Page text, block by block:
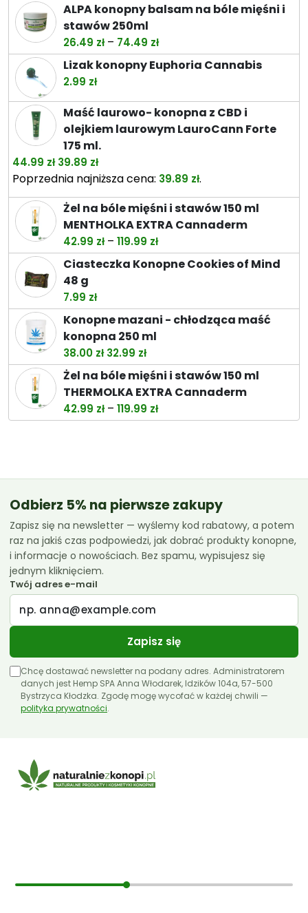
ALPA konopny balsam na bóle mięśni i
stawów 250ml
26.49 zł – 74.49 złZakres
cen:
od
do
74.49 zł
Lizak konopny Euphoria Cannabis
2.99 zł
Maść laurowo- konopna z CBD i
olejkiem laurowym LauroCann Forte
175 ml.
44.99 zł Pierwotna
cena
wynosiła:
44.99 zł.
39.89 złAktualna
cena
wynosi:
39.89 zł.
Poprzednia najniższa cena: 39.89 zł.
Żel na bóle mięśni i stawów 150 ml
MENTHOLKA EXTRA Cannaderm
42.99 zł – 119.99 złZakres
cen:
od
do
119.99 zł
Ciasteczka Konopne Cookies of Mind
48 g
7.99 zł
Konopne mazani - chłodząca maść
konopna 250 ml
38.00 zł Pierwotna
cena
wynosiła:
38.00 zł.
32.99 złAktualna
cena
wynosi:
32.99 zł.
Żel na bóle mięśni i stawów 150 ml
THERMOLKA EXTRA Cannaderm
42.99 zł – 119.99 złZakres
cen:
Odbierz 5% na pierwsze zakupy
Zapisz się na newsletter — wyślemy kod rabatowy, a potem
raz na jakiś czas podpowiedzi, jak dobrać produkty konopne,
i informacje o nowościach. Bez spamu, wypisujesz się
jednym kliknięciem.
Twój adres e-mail
Zapisz się
Chcę dostawać newsletter na podany adres. Administratorem
danych jest Hemp SPA Anna Włodarek, Idzików 104a, 57-500
Bystrzyca Kłodzka. Zgodę mogę wycofać w każdej chwili —
polityka prywatności.